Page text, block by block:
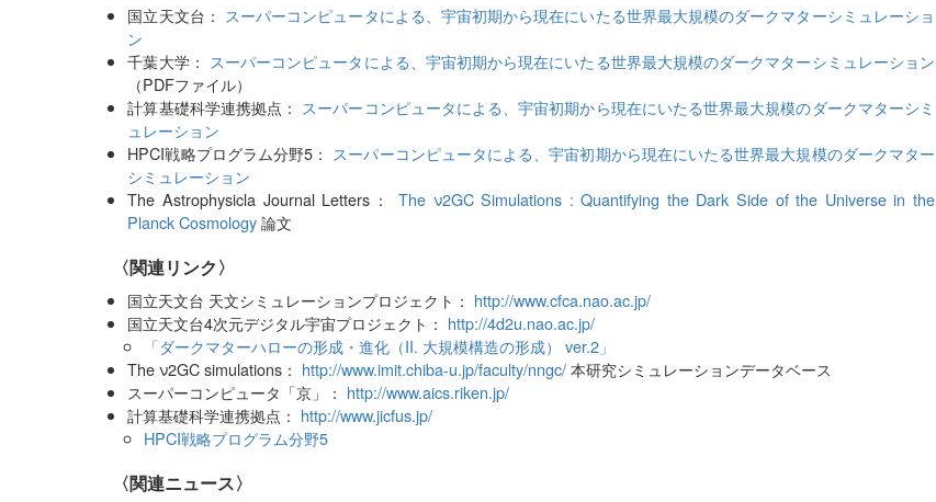
国立天文台： スーパーコンピュータによる、宇宙初期から現在にいたる世界最大規模のダークマターシミュレーショ
ン
千葉大学： スーパーコンピュータによる、宇宙初期から現在にいたる世界最大規模のダークマターシミュレーション
（PDFファイル）
計算基礎科学連携拠点： スーパーコンピュータによる、宇宙初期から現在にいたる世界最大規模のダークマターシミ
ュレーション
HPCI戦略プログラム分野5： スーパーコンピュータによる、宇宙初期から現在にいたる世界最大規模のダークマター
シミュレーション
The Astrophysicla Journal Letters： The ν2GC Simulations : Quantifying the Dark Side of the Universe in the
Planck Cosmology論文
〈関連リンク〉
国立天文台 天文シミュレーションプロジェクト： http://www.cfca.nao.ac.jp/
国立天文台4次元デジタル宇宙プロジェクト： http://4d2u.nao.ac.jp/
「ダークマターハローの形成・進化（II. 大規模構造の形成） ver.2」
The ν2GC simulations： http://www.imit.chiba-u.jp/faculty/nngc/本研究シミュレーションデータベース
スーパーコンピュータ「京」： http://www.aics.riken.jp/
計算基礎科学連携拠点： http://www.jicfus.jp/
HPCI戦略プログラム分野5
〈関連ニュース〉